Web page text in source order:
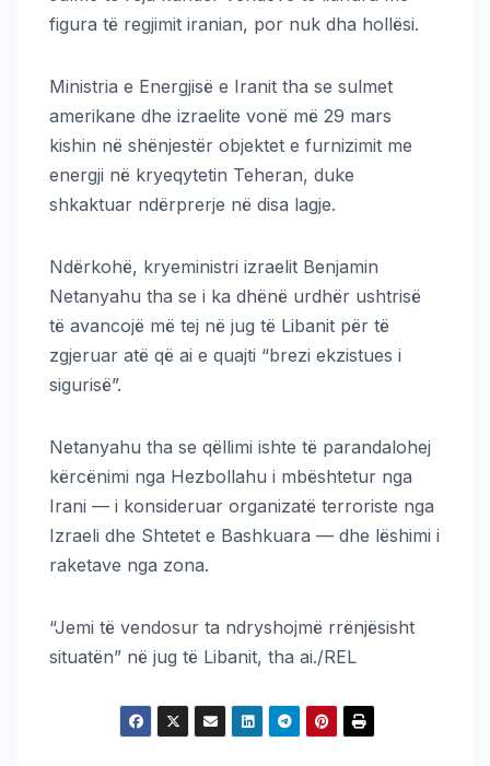
figura të regjimit iranian, por nuk dha hollësi.
Ministria e Energjisë e Iranit tha se sulmet
amerikane dhe izraelite vonë më 29 mars
kishin në shënjestër objektet e furnizimit me
energji në kryeqytetin Teheran, duke
shkaktuar ndërprerje në disa lagje.
Ndërkohë, kryeministri izraelit Benjamin
Netanyahu tha se i ka dhënë urdhër ushtrisë
të avancojë më tej në jug të Libanit për të
zgjeruar atë që ai e quajti “brezi ekzistues i
sigurisë”.
Netanyahu tha se qëllimi ishte të parandalohej
kërcënimi nga Hezbollahu i mbështetur nga
Irani — i konsideruar organizatë terroriste nga
Izraeli dhe Shtetet e Bashkuara — dhe lëshimi i
raketave nga zona.
“Jemi të vendosur ta ndryshojmë rrënjësisht
situatën” në jug të Libanit, tha ai./REL